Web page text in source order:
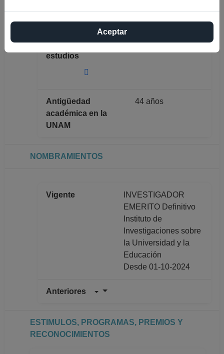
Máximo nivel de
estudios
DOCTORADO
Antigüedad
académica en la
UNAM
44 años
NOMBRAMIENTOS
Vigente
INVESTIGADOR
EMERITO Definitivo
Instituto de
Investigaciones sobre
la Universidad y la
Educación
Desde 01-10-2024
Anteriores
Instituto de
ESTIMULOS, PROGRAMAS, PREMIOS Y
RECONOCIMIENTOS
Aceptar